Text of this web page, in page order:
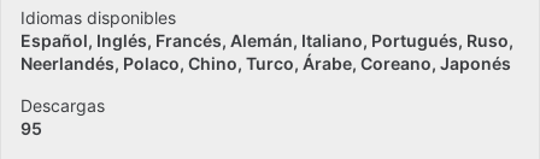
Idiomas disponibles
Español Inglés Francés Alemán Italiano Portugués Ruso
Neerlandés Polaco Chino Turco Árabe Coreano Japonés
Descargas
95